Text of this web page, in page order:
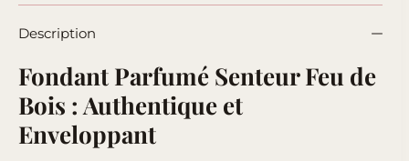
Description
Fondant Parfumé Senteur Feu de
Bois : Authentique et
Enveloppant